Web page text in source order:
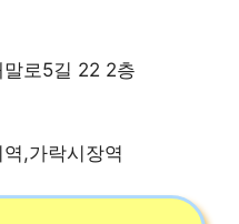
로5길 22 2층
,가락시장역